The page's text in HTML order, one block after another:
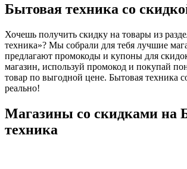
Бытовая техника со
Хочешь получить скидку на товары из
техника»? Мы собрали для тебя лучшие
предлагают промокоды и купоны для
магазин, используй промокод и покупай
товар по выгодной цене. Бытовая техника
реально!
Магазины со скидками на
техника